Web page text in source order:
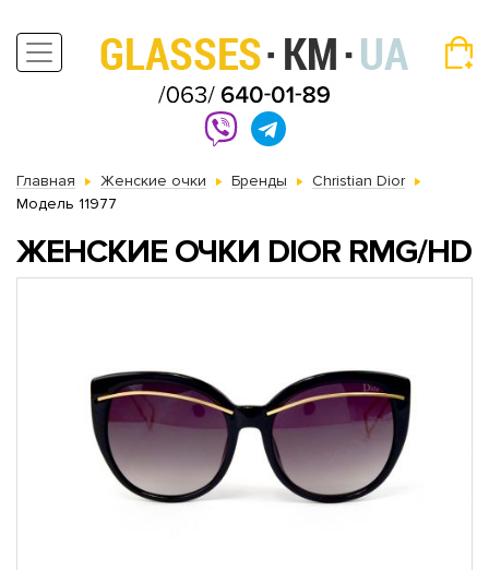
Главная Женские очки Бренды
Christian Dior
Модель 11977
ЖЕНСКИЕ ОЧКИ DIOR RMG/HD